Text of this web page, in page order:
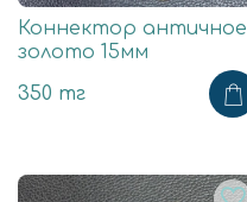
Коннектор античное
золото 15мм
350 тг